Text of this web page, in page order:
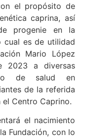
el propósito de
caprina, así
progenie en la
cual es de utilidad
Mario López
2023 a diversas
de salud en
de la referida
Centro Caprino.
el nacimiento
Fundación, con lo